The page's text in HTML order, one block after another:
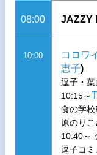
08:00 JAZZY
10:00 コロワ
恵子)
逗子・葉
10:15～
食の学
原のりこ
10:40～
逗子コ